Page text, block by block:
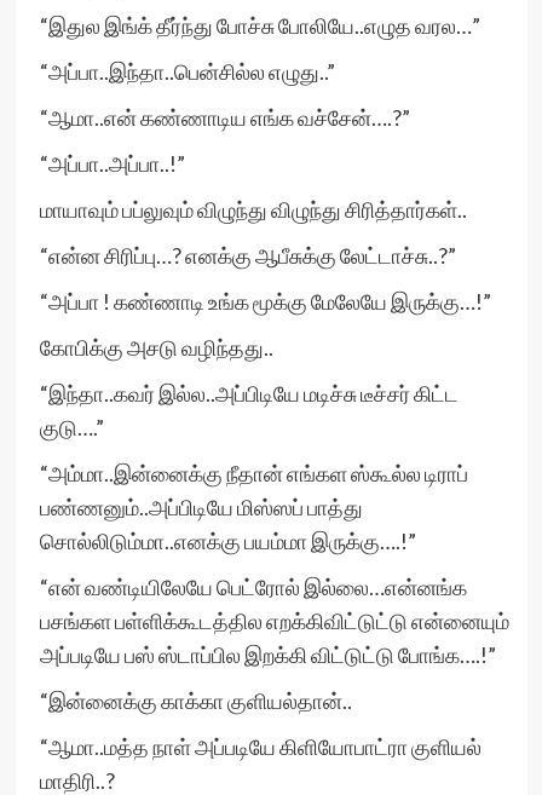
“இதுல இங்க் தீர்ந்து போச்சு போலியே..எழுத வரல…”
“அப்பா..இந்தா..பென்சில்ல எழுது..”
“ஆமா..என் கண்ணாடிய எங்க வச்சேன்….?”
“அப்பா..அப்பா..!”
மாயாவும் பப்லுவும் விழுந்து விழுந்து சிரித்தார்கள்..
“என்ன சிரிப்பு…? எனக்கு ஆபீசுக்கு லேட்டாச்சு..?”
“அப்பா ! கண்ணாடி உங்க மூக்கு மேலேயே இருக்கு…!”
கோபிக்கு அசடு வழிந்தது..
“இந்தா..கவர் இல்ல..அப்பிடியே மடிச்சு டீச்சர் கிட்ட
குடு….”
“அம்மா..இன்னைக்கு நீதான் எங்கள ஸ்கூல்ல டிராப்
பண்ணனும்..அப்பிடியே மிஸ்ஸப் பாத்து
சொல்லிடும்மா..எனக்கு பயம்மா இருக்கு….!”
“என் வண்டியிலேயே பெட்ரோல் இல்லை…என்னங்க
பசங்கள பள்ளிக்கூடத்தில எறக்கிவிட்டுட்டு என்னையும்
அப்படியே பஸ் ஸ்டாப்பில இறக்கி விட்டுட்டு போங்க….!”
“இன்னைக்கு காக்கா குளியல்தான்..
“ஆமா..மத்த நாள் அப்படியே கிளியோபாட்ரா குளியல்
மாதிரி..?